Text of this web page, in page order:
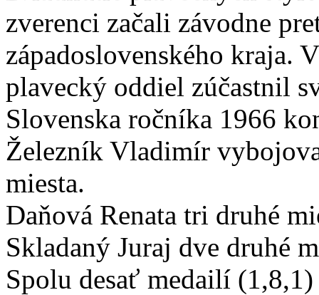
zverenci začali závodne
západoslovenského kraja.
plavecký oddiel zúčastnil
Slovenska ročníka 1966
Železník Vladimír
miesta.
Daňová Renata tri druhé
Skladaný Juraj dve druhé
Spolu desať medailí (1,8,1)